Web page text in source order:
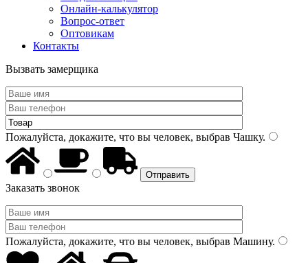
Онлайн-калькулятор
Вопрос-ответ
Оптовикам
Контакты
Вызвать замерщика
Пожалуйста, докажите, что вы человек, выбрав Чашку.
Заказать звонок
Пожалуйста, докажите, что вы человек, выбрав Машину.